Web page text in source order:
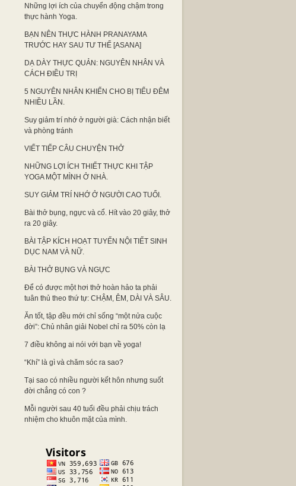
Những lợi ích của chuyển động chậm trong
thực hành Yoga.
BẠN NÊN THỰC HÀNH PRANAYAMA
TRƯỚC HAY SAU TƯ THẾ [ASANA]
DẠ DÀY THỰC QUẢN: NGUYÊN NHÂN VÀ
CÁCH ĐIỀU TRỊ
5 NGUYÊN NHÂN KHIẾN CHO BỊ TIỂU ĐÊM
NHIỀU LẦN.
Suy giảm trí nhớ ở người già: Cách nhận biết
và phòng tránh
VIẾT TIẾP CÂU CHUYỆN THỞ
NHỮNG LỢI ÍCH THIẾT THỰC KHI TẬP
YOGA MỘT MÌNH Ở NHÀ.
SUY GIẢM TRÍ NHỚ Ở NGƯỜI CAO TUỔI.
Bài thở bụng, ngực và cổ. Hít vào 20 giây, thở
ra 20 giây.
BÀI TẬP KÍCH HOẠT TUYẾN NỘI TIẾT SINH
DỤC NAM VÀ NỮ.
BÀI THỞ BỤNG VÀ NGỰC
Để có được một hơi thở hoàn hảo ta phải
tuân thủ theo thứ tự: CHẬM, ÊM, DÀI VÀ SÂU.
Ăn tốt, tập đều mới chỉ sống “một nửa cuộc
đời”: Chủ nhân giải Nobel chỉ ra 50% còn lạ
7 điều không ai nói với bạn về yoga!
“Khí” là gì và chăm sóc ra sao?
Tại sao có nhiều người kết hôn nhưng suốt
đời chẳng có con ?
Mỗi người sau 40 tuổi đều phải chịu trách
nhiệm cho khuôn mặt của mình.